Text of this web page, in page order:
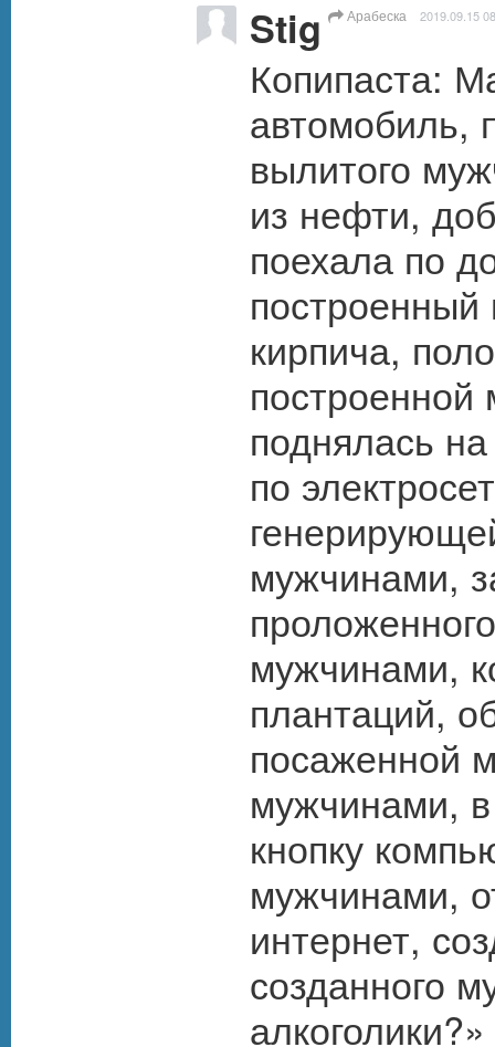
Stig Арабеска 2019.09.15
Копипаста:
автомобиль,
вылитого
из нефти,
поехала по
кирпича,
поднялась
по
мужчинами,
мужчинами,
плантаций,
посаженной
мужчинами,
кнопку
мужчинами,
интернет,
созданного
алкоголики?»